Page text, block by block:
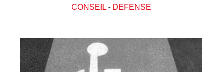
CONSEIL- DEFENSE